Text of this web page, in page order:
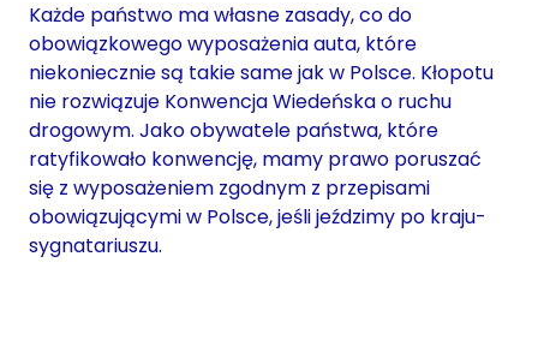
Każde państwo ma własne zasady, co do
obowiązkowego wyposażenia auta, które
niekoniecznie są takie same jak w Polsce. Kłopotu
nie rozwiązuje Konwencja Wiedeńska o ruchu
drogowym. Jako obywatele państwa, które
ratyfikowało konwencję, mamy prawo poruszać
się z wyposażeniem zgodnym z przepisami
obowiązującymi w Polsce, jeśli jeździmy po kraju-
sygnatariuszu.